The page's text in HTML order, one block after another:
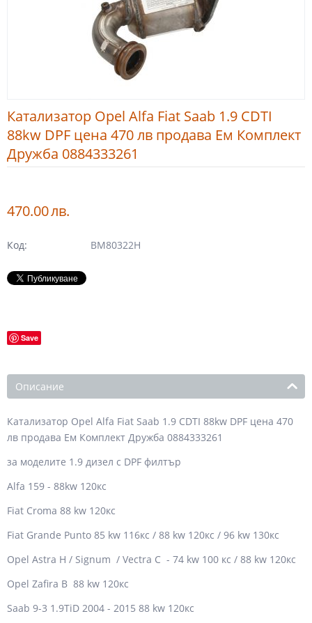
Катализатор Opel Alfa Fiat Saab 1.9 CDTI
88kw DPF цена 470 лв продава Ем Комплект
Дружба 0884333261
470.00лв.
Код: BM80322H
Save
Описание
Катализатор Opel Alfa Fiat Saab 1.9 CDTI 88kw DPF цена 470
лв продава Ем Комплект Дружба 0884333261
за моделите 1.9 дизел с DPF филтър
Alfa 159 - 88kw 120кс
Fiat Croma 88 kw 120кс
Fiat Grande Punto 85 kw 116кс / 88 kw 120кс / 96 kw 130кс
Opel Astra H / Signum / Vectra C - 74 kw 100 кс / 88 kw 120кс
Opel Zafira B 88 kw 120кс
Saab 9-3 1.9TiD 2004 - 2015 88 kw 120кс